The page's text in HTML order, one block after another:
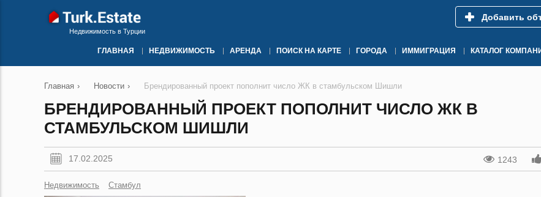
Недвижимость в Турции
Добавить
ГЛАВНАЯ НЕДВИЖИМОСТЬ АРЕНДА ПОИСК НА КАРТЕ ГОРОДА ИММИГРАЦИЯ КАТАЛОГ
Главная › Новости › Брендированный проект пополнит число ЖК в стамбульском Шишли
БРЕНДИРОВАННЫЙ ПРОЕКТ ПОПОЛНИТ ЧИСЛО ЖК В
СТАМБУЛЬСКОМ ШИШЛИ
17.02.2025 1243
Недвижимость Стамбул